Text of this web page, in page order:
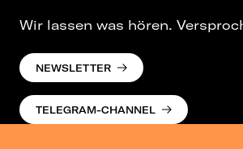
Wir lassen was hören.
NEWSLETTER
TELEGRAM-CHANNEL